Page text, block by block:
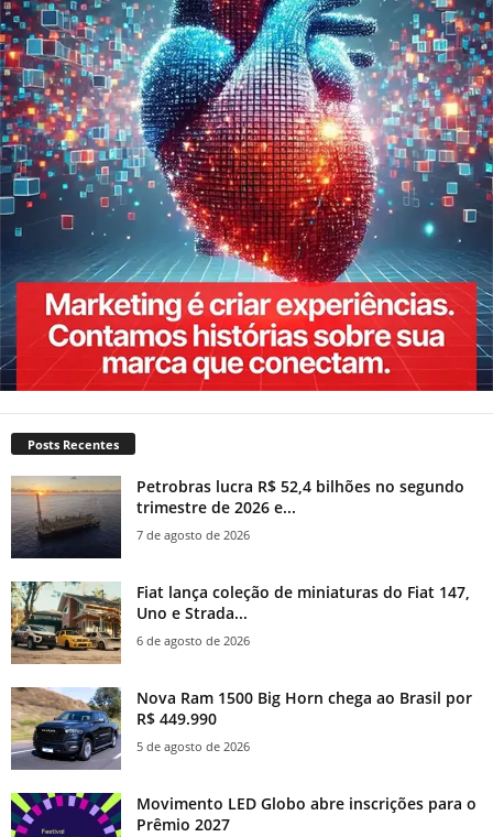
Posts Recentes
Petrobras lucra R$ 52,4 bilhões no segundo
trimestre de 2026 e...
7 de agosto de 2026
Fiat lança coleção de miniaturas do Fiat 147,
Uno e Strada...
6 de agosto de 2026
Nova Ram 1500 Big Horn chega ao Brasil por
R$ 449.990
5 de agosto de 2026
Movimento LED Globo abre inscrições para o
Prêmio 2027